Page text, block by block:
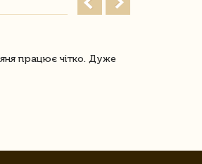
працює чітко. Дуже